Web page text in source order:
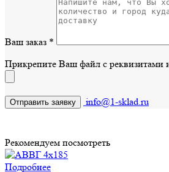
Ваш заказ *
Прикрепите Ваш файл с реквизитами
info@1-sklad.ru
Рекомендуем посмотреть
Подробнее